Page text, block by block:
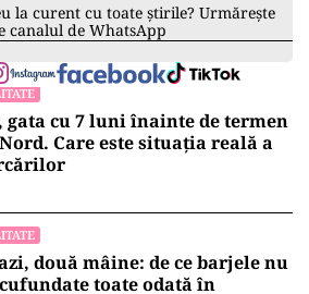
la curent cu toate știrile? Urmărește
canalul de WhatsApp
gata cu 7 luni înainte de termen
Care este situația reală a
două mâine: de ce barjele nu
toate odată în